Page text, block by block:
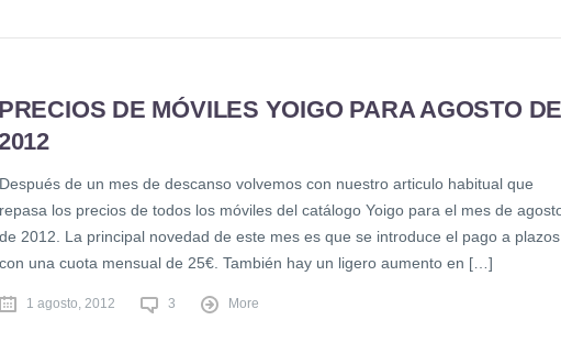
PRECIOS DE MÓVILES YOIGO PARA AGOSTO
Después de un mes de descanso volvemos con nuestro articulo habitual que
repasa los precios de todos los móviles del catálogo Yoigo para el mes de
de 2012. La principal novedad de este mes es que se introduce el pago a plazos
con una cuota mensual de 25€. También hay un ligero aumento en […]
1 agosto, 2012 3 More